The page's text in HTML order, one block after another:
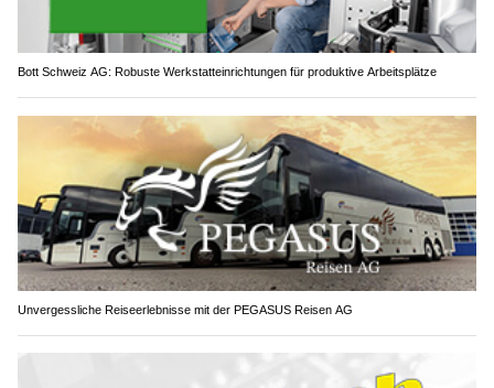
Bott Schweiz AG: Robuste Werkstatteinrichtungen für produktive Arbeitsplätze
Unvergessliche Reiseerlebnisse mit der PEGASUS Reisen AG